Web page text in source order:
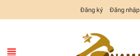
Đăng ký Đăng nhập